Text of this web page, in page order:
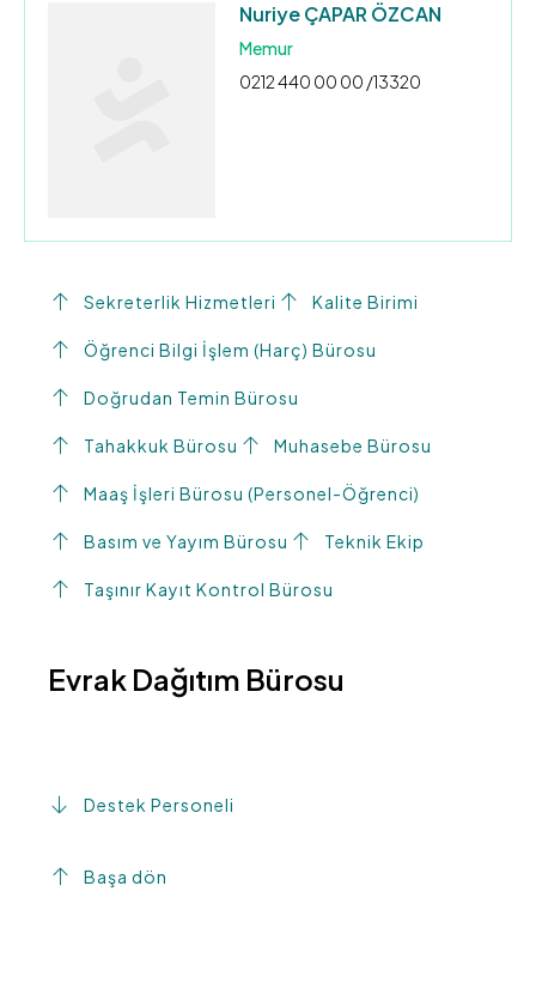
Nuriye ÇAPAR ÖZCAN
Memur
0212 440 00 00 /13320
Sekreterlik Hizmetleri Kalite Birimi
Öğrenci Bilgi İşlem (Harç) Bürosu
Doğrudan Temin Bürosu
Tahakkuk Bürosu Muhasebe Bürosu
Maaş İşleri Bürosu (Personel-Öğrenci)
Basım ve Yayım Bürosu Teknik Ekip
Taşınır Kayıt Kontrol Bürosu
Evrak Dağıtım Bürosu
Destek Personeli
Başa dön